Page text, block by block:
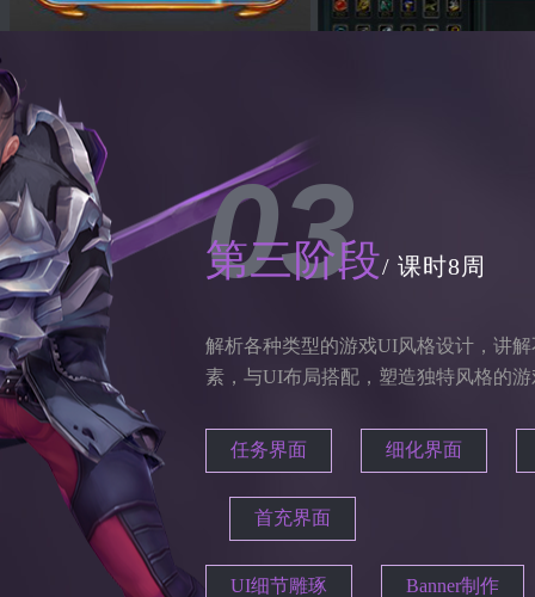
03
第三阶段/ 课时8周
解析各种类型的游戏UI风格设计，讲
素，与UI布局搭配，塑造独特风格的
任务界面 细化界面
首充界面
UI细节雕琢 Banner制作